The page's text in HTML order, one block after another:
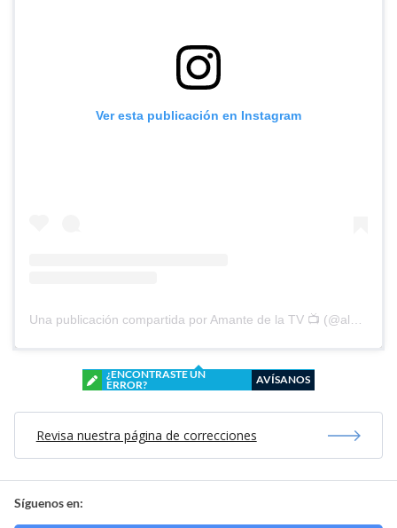
Ver esta publicación en Instagram
Una publicación compartida por Amante de la TV 📺 (@alguien_te_observa)
¿ENCONTRASTE UN
ERROR?
AVÍSANOS
Revisa nuestra página de correcciones
Síguenos en: